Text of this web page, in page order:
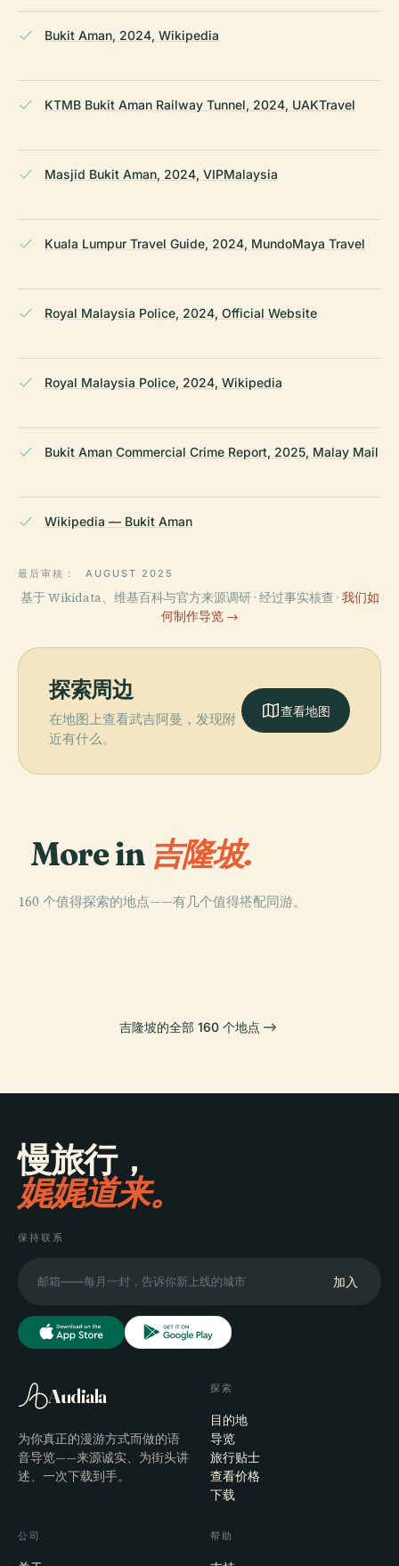
Bukit Aman, 2024, Wikipedia
KTMB Bukit Aman Railway Tunnel, 2024, UAKTravel
Masjid Bukit Aman, 2024, VIPMalaysia
Kuala Lumpur Travel Guide, 2024, MundoMaya Travel
Royal Malaysia Police, 2024, Official Website
Royal Malaysia Police, 2024, Wikipedia
Bukit Aman Commercial Crime Report, 2025, Malay Mail
Wikipedia — Bukit Aman
最后审核： AUGUST 2025
基于 Wikidata、维基百科与官方来源调研 · 经过事实核查 · 我们如
何制作导览 →
探索周边
在地图上查看武吉阿曼，发现附
近有什么。
查看地图
More in 吉隆坡.
160 个值得探索的地点——有几个值得搭配同游。
PLACE PLACE
吉隆坡的全部 160 个地点
慢旅行，
娓娓道来。
保持联系
加入
Audiala
为你真正的漫游方式而做的语
音导览——来源诚实、为街头讲
述、一次下载到手。
探索
目的地
导览
旅行贴士
查看价格
下载
公司 帮助